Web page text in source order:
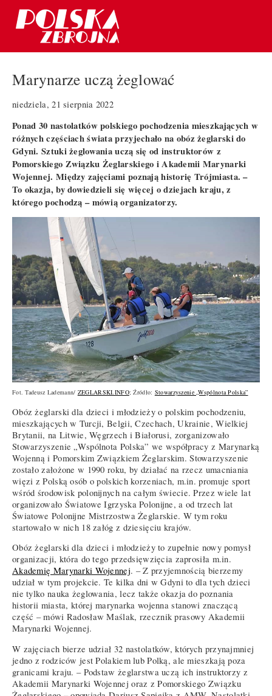
Marynarze uczą żeglować
niedziela, 21 sierpnia 2022
Ponad 30 nastolatków polskiego pochodzenia mieszkających w
różnych częściach świata przyjechało na obóz żeglarski do
Gdyni. Sztuki żeglowania uczą się od instruktorów z
Pomorskiego Związku Żeglarskiego i Akademii Marynarki
Wojennej. Między zajęciami poznają historię Trójmiasta. –
To okazja, by dowiedzieli się więcej o dziejach kraju, z
którego pochodzą – mówią organizatorzy.
Fot. Tadeusz Lademann/ ZEGLARSKI.INFO; Źródło: Stowarzyszenie „Wspólnota Polska”
Obóz żeglarski dla dzieci i młodzieży o polskim pochodzeniu,
mieszkających w Turcji, Belgii, Czechach, Ukrainie, Wielkiej
Brytanii, na Litwie, Węgrzech i Białorusi, zorganizowało
Stowarzyszenie „Wspólnota Polska” we współpracy z Marynarką
Wojenną i Pomorskim Związkiem Żeglarskim. Stowarzyszenie
zostało założone w 1990 roku, by działać na rzecz umacniania
więzi z Polską osób o polskich korzeniach, m.in. promuje sport
wśród środowisk polonijnych na całym świecie. Przez wiele lat
organizowało Światowe Igrzyska Polonijne, a od trzech lat
Światowe Polonijne Mistrzostwa Żeglarskie. W tym roku
startowało w nich 18 załóg z dziesięciu krajów.
Obóz żeglarski dla dzieci i młodzieży to zupełnie nowy pomysł
organizacji, która do tego przedsięwzięcia zaprosiła m.in.
Akademię Marynarki Wojennej. – Z przyjemnością bierzemy
udział w tym projekcie. Te kilka dni w Gdyni to dla tych dzieci
nie tylko nauka żeglowania, lecz także okazja do poznania
historii miasta, której marynarka wojenna stanowi znaczącą
część – mówi Radosław Maślak, rzecznik prasowy Akademii
Marynarki Wojennej.
W zajęciach bierze udział 32 nastolatków, których przynajmniej
jedno z rodziców jest Polakiem lub Polką, ale mieszkają poza
granicami kraju. – Podstaw żeglarstwa uczą ich instruktorzy z
Akademii Marynarki Wojennej oraz z Pomorskiego Związku